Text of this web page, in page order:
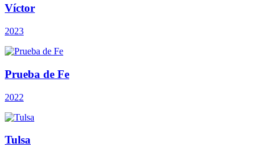
Víctor
2023
Prueba de Fe
2022
Tulsa